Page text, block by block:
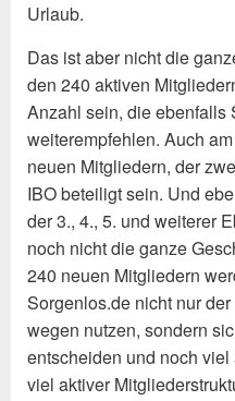
Urlaub.
Das ist aber nicht die
den 240 aktiven
Anzahl sein, die ebenfalls
weiterempfehlen. Auch
neuen Mitgliedern, der
IBO beteiligt sein. Und
der 3., 4., 5. und weiterer
noch nicht die ganze
240 neuen Mitgliedern
Sorgenlos.de nicht nur
wegen nutzen, sondern
entscheiden und noch
viel aktiver